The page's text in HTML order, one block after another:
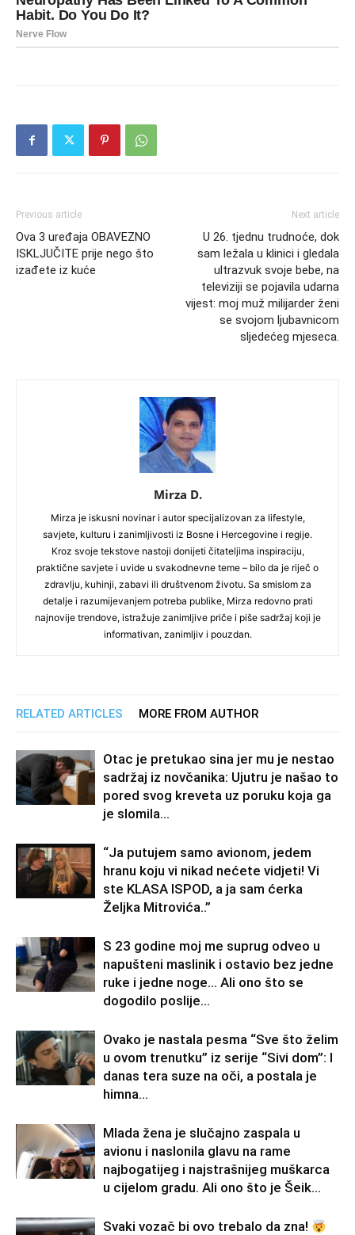
Previous article
Ova 3 uređaja OBAVEZNO
ISKLJUČITE prije nego što
izađete iz kuće
Next article
U 26. tjednu trudnoće, dok
sam ležala u klinici i gledala
ultrazvuk svoje bebe, na
televiziji se pojavila udarna
vijest: moj muž milijarder ženi
se svojom ljubavnicom
sljedećeg mjeseca.
Mirza D.
Mirza je iskusni novinar i autor specijalizovan za lifestyle,
savjete, kulturu i zanimljivosti iz Bosne i Hercegovine i regije.
Kroz svoje tekstove nastoji donijeti čitateljima inspiraciju,
praktične savjete i uvide u svakodnevne teme – bilo da je riječ o
zdravlju, kuhinji, zabavi ili društvenom životu. Sa smislom za
detalje i razumijevanjem potreba publike, Mirza redovno prati
najnovije trendove, istražuje zanimljive priče i piše sadržaj koji je
informativan, zanimljiv i pouzdan.
RELATED ARTICLES MORE FROM AUTHOR
Otac je pretukao sina jer mu je nestao
sadržaj iz novčanika: Ujutru je našao to
pored svog kreveta uz poruku koja ga
je slomila...
“Ja putujem samo avionom, jedem
hranu koju vi nikad nećete vidjeti! Vi
ste KLASA ISPOD, a ja sam ćerka
Željka Mitrovića..”
S 23 godine moj me suprug odveo u
napušteni maslinik i ostavio bez jedne
ruke i jedne noge… Ali ono što se
dogodilo poslije...
Ovako je nastala pesma “Sve što želim
u ovom trenutku” iz serije “Sivi dom”: I
danas tera suze na oči, a postala je
himna...
Mlada žena je slučajno zaspala u
avionu i naslonila glavu na rame
najbogatijeg i najstrašnijeg muškarca
u cijelom gradu. Ali ono što je Šeik...
Svaki vozač bi ovo trebalo da zna!